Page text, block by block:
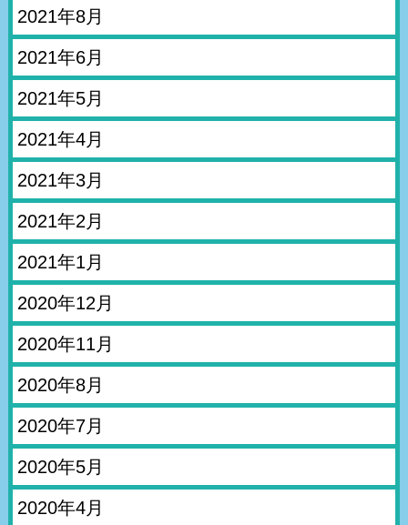
2021年8月
2021年6月
2021年5月
2021年4月
2021年3月
2021年2月
2021年1月
2020年12月
2020年11月
2020年8月
2020年7月
2020年5月
2020年4月